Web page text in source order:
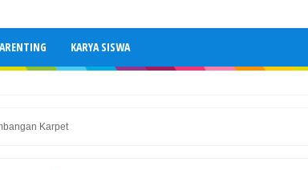
KARYA SISWA
Karpet